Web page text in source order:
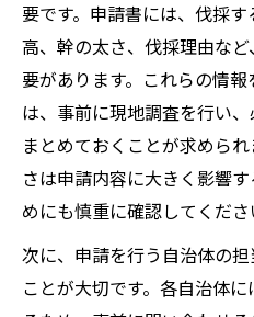
要です。申請書には、伐採
高、幹の太さ、伐採理由な
要があります。これらの情
は、事前に現地調査を行い
まとめておくことが求めら
さは申請内容に大きく影響
めにも慎重に確認してくださ
次に、申請を行う自治体の
ことが大切です。各自治体